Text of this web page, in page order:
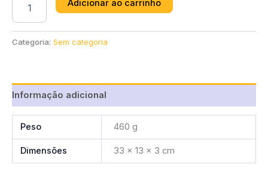
Adicionar ao carrinho
Categoria: Sem categoria
Informação adicional
Peso 460 g
Dimensões 33 × 13 × 3 cm